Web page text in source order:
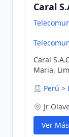
Caral
Caral
Maria,
Perú >
Jr
Ver Más